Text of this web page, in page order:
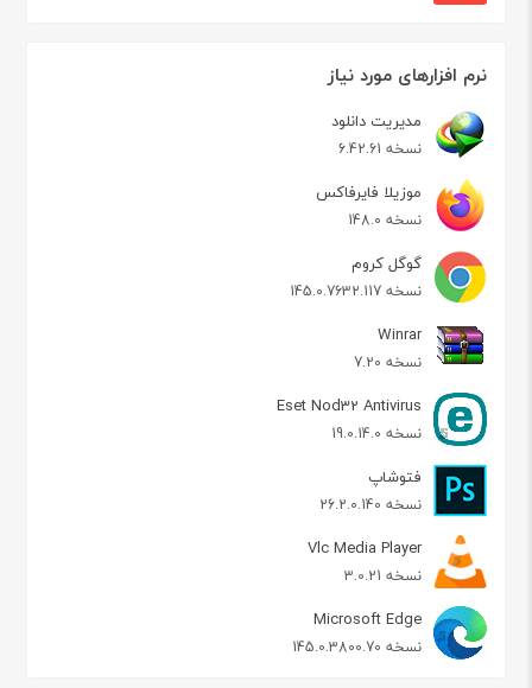
نرم افزارهای مورد نیاز
مدیریت دانلود
نسخه 6.42.61
موزیلا فایرفاکس
نسخه 148.0
گوگل کروم
نسخه 145.0.7632.117
Winrar
نسخه 7.20
Eset Nod32 Antivirus
نسخه 19.0.14.0
فتوشاپ
نسخه 26.2.0.140
Vlc Media Player
نسخه 3.0.21
Microsoft Edge
نسخه 145.0.3800.70